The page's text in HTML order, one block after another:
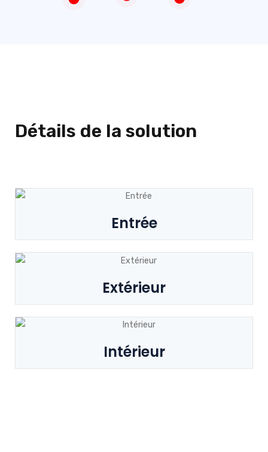
Détails de la solution
Entrée
Extérieur
Intérieur